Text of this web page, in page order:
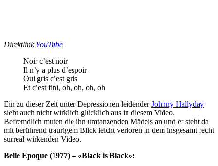
Direktlink YouTube
Noir c’est noir
Il n’y a plus d’espoir
Oui gris c’est gris
Et c’est fini, oh, oh, oh, oh
Ein zu dieser Zeit unter Depressionen leidenderJohnny Hallyday
sieht auch nicht wirklich glücklich aus in diesem Video.
Befremdlich muten die ihn umtanzenden Mädels an und er steht da
mit berührend traurigem Blick leicht verloren in dem insgesamt recht
surreal wirkenden Video.
Belle Epoque (1977) – «Black is Black»: